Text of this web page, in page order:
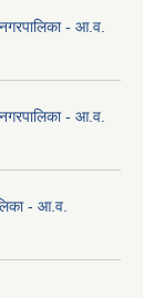
- आ.व.
- आ.व.
- आ.व.